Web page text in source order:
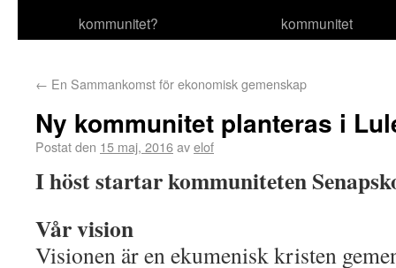
kommunitet?
kommunitet
← En Sammankomst för ekonomisk gemenskap
Ny kommunitet planteras i
Postat den 15 maj, 2016avelof
I höst startar kommuniteten
Vår vision
Visionen är en ekumenisk kristen